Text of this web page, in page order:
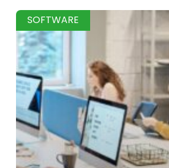
SOFTWARE